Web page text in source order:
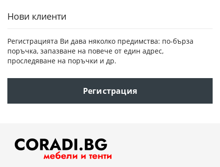
Нови клиенти
Регистрацията Ви дава няколко предимства: по-бърза
поръчка, запазване на повече от един адрес,
проследяване на поръчки и др.
Регистрация